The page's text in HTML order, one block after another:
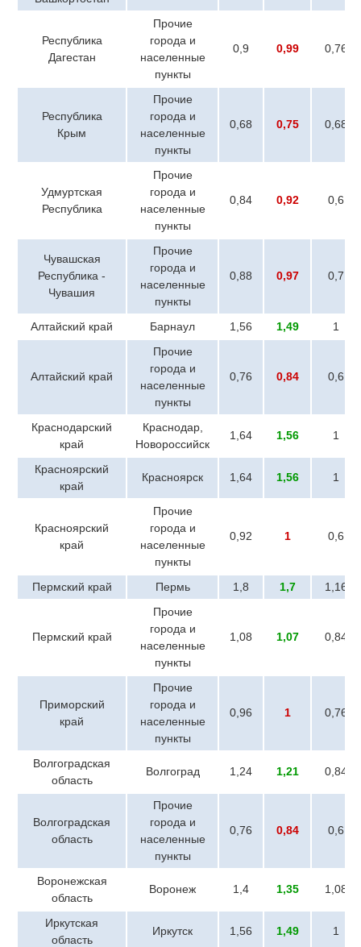
Республика
Дагестан
Прочие
города и
населенные
пункты
0,9 0,99 0,76
Республика
Крым
Прочие
города и
населенные
пункты
0,68 0,75 0,68
Удмуртская
Республика
Прочие
города и
населенные
пункты
0,84 0,92 0,6
Чувашская
Республика -
Чувашия
Прочие
города и
населенные
пункты
0,88 0,97 0,7
Алтайский край Барнаул 1,56 1,49 1
Алтайский край
Прочие
города и
населенные
пункты
0,76 0,84 0,6
Краснодарский
край
Краснодар,
Новороссийск
1,64 1,56 1
Красноярский
край
Красноярск 1,64 1,56 1
Красноярский
край
Прочие
города и
населенные
пункты
0,92 1 0,6
Пермский край Пермь 1,8 1,7 1,16
Пермский край
Прочие
города и
населенные
пункты
1,08 1,07 0,84
Приморский
край
Прочие
города и
населенные
пункты
0,96 1 0,76
Волгоградская
область
Волгоград 1,24 1,21 0,84
Волгоградская
область
Прочие
города и
населенные
пункты
0,76 0,84 0,6
Воронежская
область
Воронеж 1,4 1,35 1,08
Иркутская
область
Иркутск 1,56 1,49 1